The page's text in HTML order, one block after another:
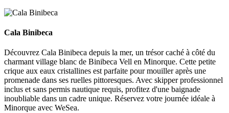
Cala Binibeca
Cala Binibeca
Découvrez Cala Binibeca depuis la mer, un trésor caché à côté du
charmant village blanc de Binibeca Vell en Minorque. Cette petite
crique aux eaux cristallines est parfaite pour mouiller après une
promenade dans ses ruelles pittoresques. Avec skipper professionnel
inclus et sans permis nautique requis, profitez d'une baignade
inoubliable dans un cadre unique. Réservez votre journée idéale à
Minorque avec WeSea.